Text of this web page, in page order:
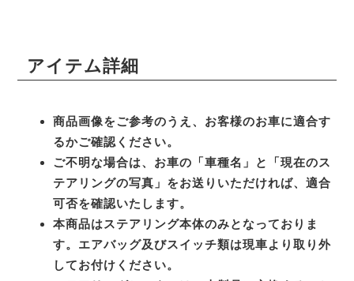
アイテム詳細
商品画像をご参考のうえ、お客様のお車に適合す
るかご確認ください。
ご不明な場合は、お車の「車種名」と「現在のス
テアリングの写真」をお送りいただければ、適合
可否を確認いたします。
本商品はステアリング本体のみとなっておりま
す。エアバッグ及びスイッチ類は現車より取り外
してお付けください。